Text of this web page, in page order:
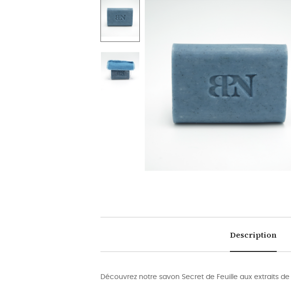
Description
Découvrez notre savon Secret de Feuille aux extraits de